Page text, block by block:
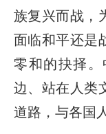
族复兴而战，
面临和平还是
零和的抉择
边、站在人类
道路，与各国